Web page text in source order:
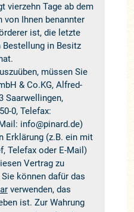
vierzehn Tage ab dem
von Ihnen benannter
ist, die letzte
in Besitz
müssen Sie
& Co.KG, Alfred-
Saarwellingen,
0, Telefax:
info@pinard.de)
Erklärung (z.B. ein mit
Telefax oder E-Mail)
Vertrag zu
können dafür das
verwenden, das
ist. Zur Wahrung